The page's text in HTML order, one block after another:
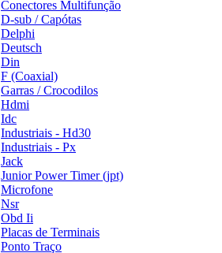
Conectores Multifunção
D-sub / Capótas
Delphi
Deutsch
Din
F (Coaxial)
Garras / Crocodilos
Hdmi
Idc
Industriais - Hd30
Industriais - Px
Jack
Junior Power Timer (jpt)
Microfone
Nsr
Obd Ii
Placas de Terminais
Ponto Traço